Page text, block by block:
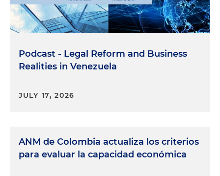
Podcast - Legal Reform and Business
Realities in Venezuela
JULY 17, 2026
ANM de Colombia actualiza los criterios
para evaluar la capacidad económica